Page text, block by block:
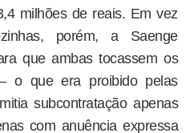
milhões de reais. Em vez
porém, a Saenge
que ambas tocassem os
o que era proibido pelas
subcontratação apenas
com anuência expressa